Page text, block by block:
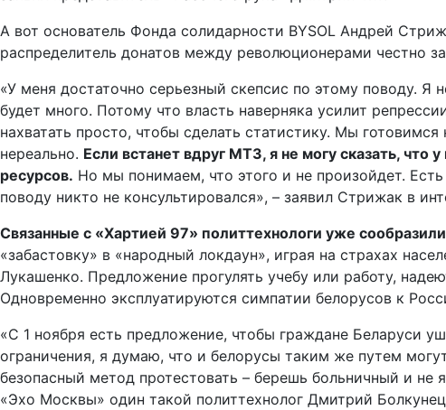
А вот основатель Фонда солидарности BYSOL Андрей
распределитель донатов между революционерами честно
«У меня достаточно серьезный скепсис по этому поводу. Я
будет много. Потому что власть наверняка усилит
нахватать просто, чтобы сделать статистику. Мы
нереально. Если встанет вдруг МТЗ, я не могу сказать,
ресурсов. Но мы понимаем, что этого и не произойдет.
поводу никто не консультировался», – заявил Стрижак в
Связанные с «Хартией 97» политтехнологи уже
«забастовку» в «народный локдаун», играя на страхах
Лукашенко. Предложение прогулять учебу или работу,
Одновременно эксплуатируются симпатии белорусов к
«С 1 ноября есть предложение, чтобы граждане Беларуси
ограничения, я думаю, что и белорусы таким же путем
безопасный метод протестовать – берешь больничный и не
«Эхо Москвы» один такой политтехнолог Дмитрий